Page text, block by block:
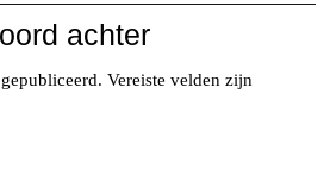
achter
Vereiste velden zijn